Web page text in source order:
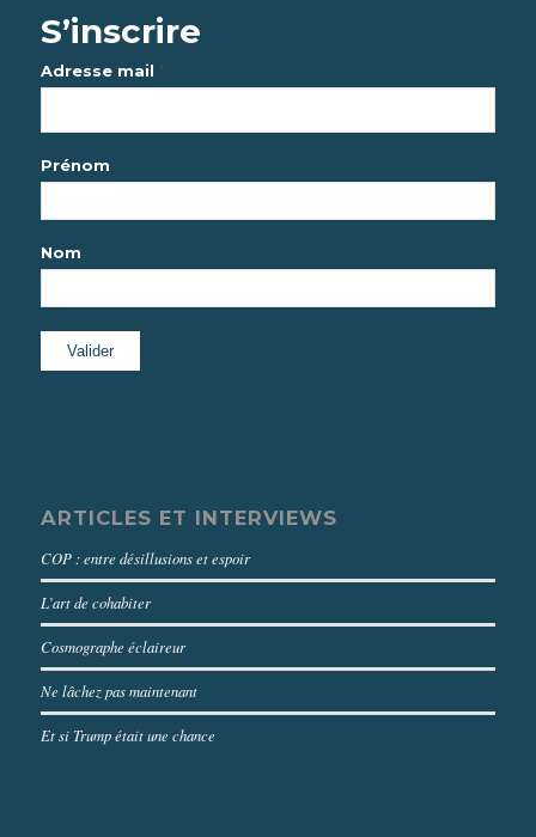
S’inscrire
Adresse mail *
Prénom
Nom
ARTICLES ET INTERVIEWS
COP : entre désillusions et espoir
L’art de cohabiter
Cosmographe éclaireur
Ne lâchez pas maintenant
Et si Trump était une chance